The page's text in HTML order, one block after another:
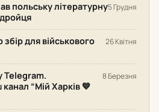
польську літературну5 Грудня
для військового
26 Квітня
Telegram.
“Мій Харків 💙
8 Березня